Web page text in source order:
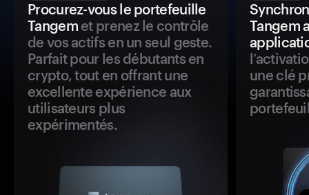
Procurez-vous le portefeuille
Tangemet prenez le contrôle
de vos actifs en un seul geste.
Parfait pour les débutants en
crypto, tout en offrant une
excellente expérience aux
utilisateurs plus
expérimentés.
Tangem
une clé